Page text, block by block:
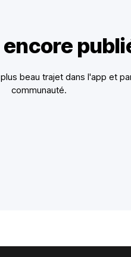
beau trajet dans l'app et
communauté.